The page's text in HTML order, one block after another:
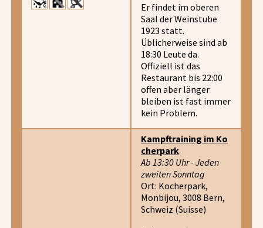
Er findet im oberen
Saal der Weinstube
1923 statt.
Üblicherweise sind ab
18:30 Leute da.
Offiziell ist das
Restaurant bis 22:00
offen aber länger
bleiben ist fast immer
kein Problem.
Kampftraining im Ko
cherpark
Ab 13:30 Uhr - Jeden
zweiten Sonntag
Ort: Kocherpark,
Monbijou, 3008 Bern,
Schweiz (Suisse)